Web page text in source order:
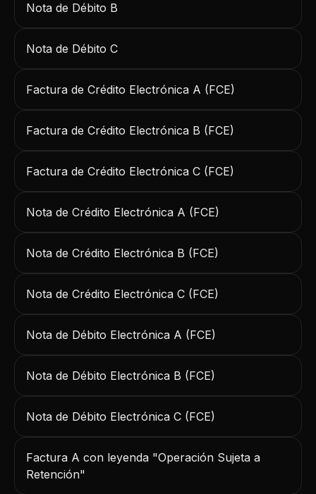
Nota de Débito B
Nota de Débito C
Factura de Crédito Electrónica A (FCE)
Factura de Crédito Electrónica B (FCE)
Factura de Crédito Electrónica C (FCE)
Nota de Crédito Electrónica A (FCE)
Nota de Crédito Electrónica B (FCE)
Nota de Crédito Electrónica C (FCE)
Nota de Débito Electrónica A (FCE)
Nota de Débito Electrónica B (FCE)
Nota de Débito Electrónica C (FCE)
Factura A con leyenda "Operación Sujeta a
Retención"